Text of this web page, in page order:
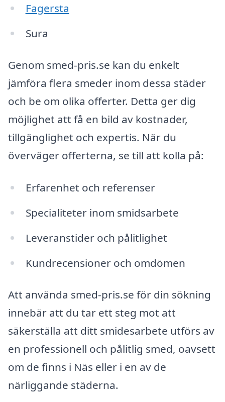
Fagersta
Sura
Genom smed-pris.se kan du enkelt
jämföra flera smeder inom dessa städer
och be om olika offerter. Detta ger dig
möjlighet att få en bild av kostnader,
tillgänglighet och expertis. När du
överväger offerterna, se till att kolla på:
Erfarenhet och referenser
Specialiteter inom smidsarbete
Leveranstider och pålitlighet
Kundrecensioner och omdömen
Att använda smed-pris.se för din sökning
innebär att du tar ett steg mot att
säkerställa att ditt smidesarbete utförs av
en professionell och pålitlig smed, oavsett
om de finns i Näs eller i en av de
närliggande städerna.